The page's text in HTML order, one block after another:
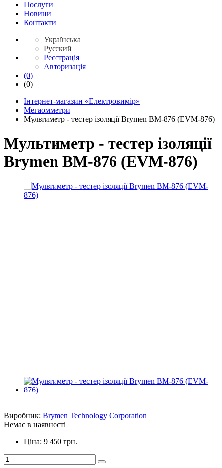
Послуги
Новини
Контакти
Українська
Русский
Реєстрація
Авторизація
(0)
(0)
Інтернет-магазин «Електровимір»
Мегаомметри
Мультиметр - тестер ізоляції Brymen BM-876 (EVM-876)
Мультиметр - тестер ізоляції
Brymen BM-876 (EVM-876)
Виробник: Brymen Technology Corporation
Немає в наявності
Ціна: 9 450 грн.